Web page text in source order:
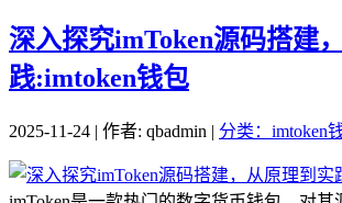
深入探究imToken源码搭建
践:imtoken钱包
2025-11-24 | 作者: qbadmin | 分类：imtoken